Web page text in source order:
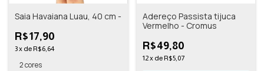
Saia Havaiana Luau, 40 cm -
R$17,90
3x de R$6,64
2 cores
Adereço Passista tijuca
Vermelho - Cromus
R$49,80
12x de R$5,07